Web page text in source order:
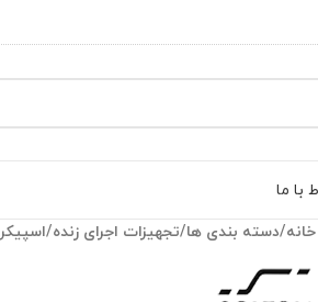
با ما
خانه/دسته بندی ها/تجهیزات اجرای زنده/اسپیکر